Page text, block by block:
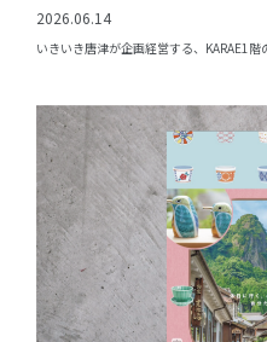
2026.06.14
いきいき唐津が企画経営する、KARAE1